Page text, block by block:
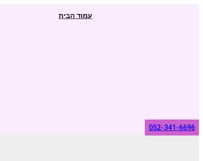
עמוד הבית
052-341-6696